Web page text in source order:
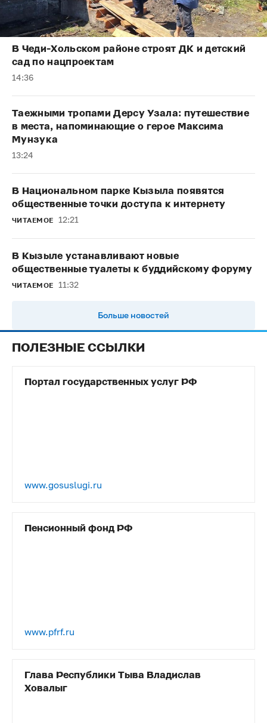
В Чеди-Хольском районе строят ДК и детский
сад по нацпроектам
14:36
Таежными тропами Дерсу Узала: путешествие
в места, напоминающие о герое Максима
Мунзука
13:24
В Национальном парке Кызыла появятся
общественные точки доступа к интернету
ЧИТАЕМОЕ 12:21
В Кызыле устанавливают новые
общественные туалеты к буддийскому форуму
ЧИТАЕМОЕ 11:32
Больше новостей
ПОЛЕЗНЫЕ ССЫЛКИ
Портал государственных услуг РФ
www.gosuslugi.ru
Пенсионный фонд РФ
www.pfrf.ru
Глава Республики Тыва Владислав
Ховалыг